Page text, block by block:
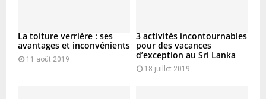
La toiture verrière : ses
avantages et inconvénients
11 août 2019
3 activités incontournables
pour des vacances
d’exception au Sri Lanka
18 juillet 2019